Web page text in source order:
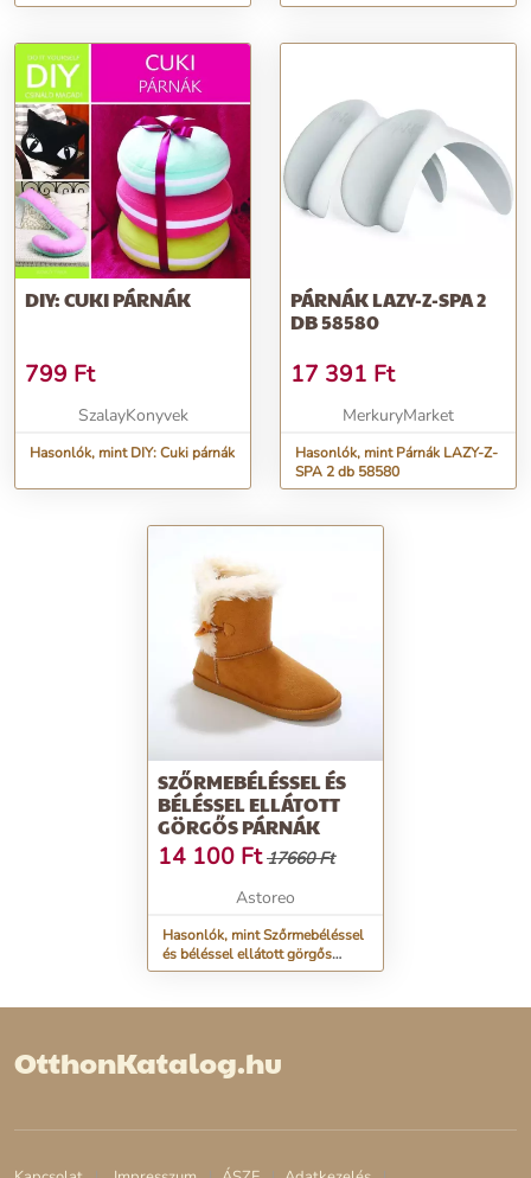
DIY: CUKI PÁRNÁK
799 Ft
SzalayKonyvek
Hasonlók, mint DIY: Cuki párnák
PÁRNÁK LAZY-Z-SPA 2
DB 58580
17 391 Ft
MerkuryMarket
Hasonlók, mint Párnák LAZY-Z-
SPA 2 db 58580
SZŐRMEBÉLÉSSEL ÉS
BÉLÉSSEL ELLÁTOTT
GÖRGŐS PÁRNÁK
14 100 Ft 17660 Ft
Astoreo
Hasonlók, mint Szőrmebéléssel
és béléssel ellátott görgős
párnák
OtthonKatalog.hu